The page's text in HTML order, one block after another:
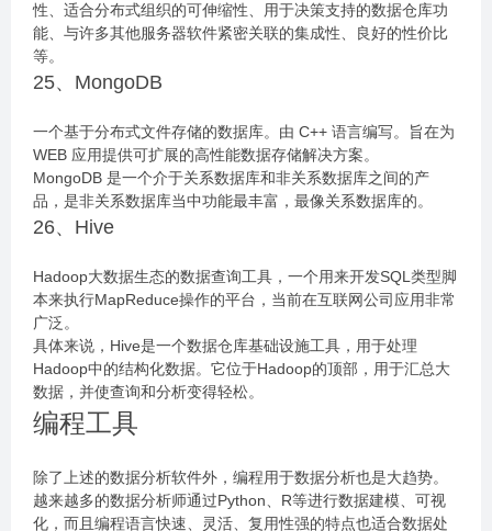
性、适合分布式组织的可伸缩性、用于决策支持的数据仓库功
能、与许多其他服务器软件紧密关联的集成性、良好的性价比
等。
25、MongoDB
一个基于分布式文件存储的数据库。由 C++ 语言编写。旨在为
WEB 应用提供可扩展的高性能数据存储解决方案。
MongoDB 是一个介于关系数据库和非关系数据库之间的产
品，是非关系数据库当中功能最丰富，最像关系数据库的。
26、Hive
Hadoop大数据生态的数据查询工具，一个用来开发SQL类型脚
本来执行MapReduce操作的平台，当前在互联网公司应用非常
广泛。
具体来说，Hive是一个数据仓库基础设施工具，用于处理
Hadoop中的结构化数据。它位于Hadoop的顶部，用于汇总大
数据，并使查询和分析变得轻松。
编程工具
除了上述的数据分析软件外，编程用于数据分析也是大趋势。
越来越多的数据分析师通过Python、R等进行数据建模、可视
化，而且编程语言快速、灵活、复用性强的特点也适合数据处